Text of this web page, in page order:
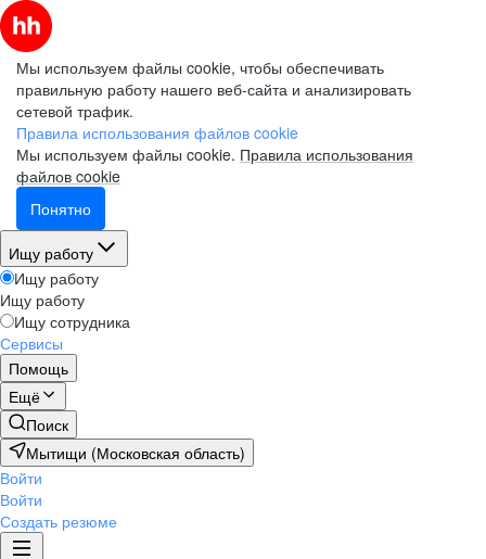
Мы используем файлы cookie, чтобы обеспечивать
правильную работу нашего веб-сайта и анализировать
сетевой трафик.
Правила использования файлов cookie
Мы используем файлы cookie. Правила использования
файлов cookie
Понятно
Ищу работу
Ищу работу
Ищу работу
Ищу сотрудника
Сервисы
Помощь
Ещё
Поиск
Мытищи (Московская область)
Войти
Войти
Создать резюме